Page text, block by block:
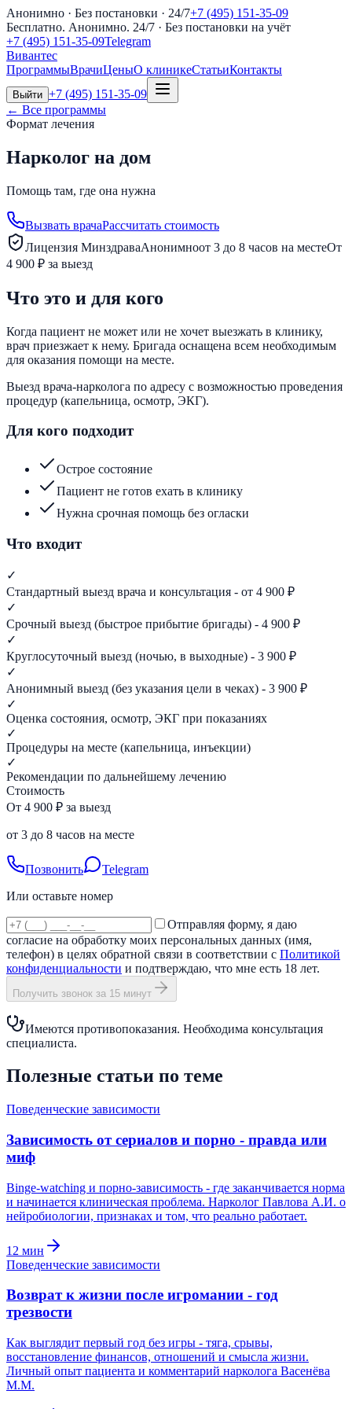
Анонимно · Без постановки · 24/7+7 (495) 151-35-09
Бесплатно. Анонимно. 24/7 · Без постановки на учёт
+7 (495) 151-35-09Telegram
Вивантес
ПрограммыВрачиЦеныО клиникеСтатьиКонтакты
Выйти +7 (495) 151-35-09
← Все программы
Формат лечения
Нарколог на дом
Помощь там, где она нужна
Вызвать врачаРассчитать стоимость
Лицензия МинздраваАнонимноот 3 до 8 часов на местеОт
4 900 ₽ за выезд
Что это и для кого
Когда пациент не может или не хочет выезжать в клинику,
врач приезжает к нему. Бригада оснащена всем необходимым
для оказания помощи на месте.
Выезд врача-нарколога по адресу с возможностью проведения
процедур (капельница, осмотр, ЭКГ).
Для кого подходит
Острое состояние
Пациент не готов ехать в клинику
Нужна срочная помощь без огласки
Что входит
✓
Стандартный выезд врача и консультация - от 4 900 ₽
✓
Срочный выезд (быстрое прибытие бригады) - 4 900 ₽
✓
Круглосуточный выезд (ночью, в выходные) - 3 900 ₽
✓
Анонимный выезд (без указания цели в чеках) - 3 900 ₽
✓
Оценка состояния, осмотр, ЭКГ при показаниях
✓
Процедуры на месте (капельница, инъекции)
✓
Рекомендации по дальнейшему лечению
Стоимость
От 4 900 ₽ за выезд
от 3 до 8 часов на месте
Позвонить
Telegram
Или оставьте номер
Отправляя форму, я даю
согласие на обработку моих персональных данных (имя,
телефон) в целях обратной связи в соответствии с Политикой
конфиденциальности и подтверждаю, что мне есть 18 лет.
Получить звонок за 15 минут
Имеются противопоказания. Необходима консультация
специалиста.
Полезные статьи по теме
Поведенческие зависимости
Зависимость от сериалов и порно - правда или
миф
Binge-watching и порно-зависимость - где заканчивается норма
и начинается клиническая проблема. Нарколог Павлова А.И. о
нейробиологии, признаках и том, что реально работает.
12 мин
Поведенческие зависимости
Возврат к жизни после игромании - год
трезвости
Как выглядит первый год без игры - тяга, срывы,
восстановление финансов, отношений и смысла жизни.
Личный опыт пациента и комментарий нарколога Васенёва
М.М.